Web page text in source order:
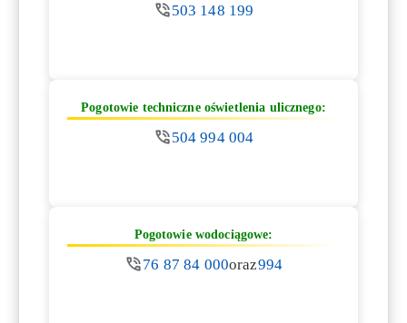
503 148 199
Pogotowie techniczne oświetlenia ulicznego:
504 994 004
Pogotowie wodociągowe:
76 87 84 000oraz994